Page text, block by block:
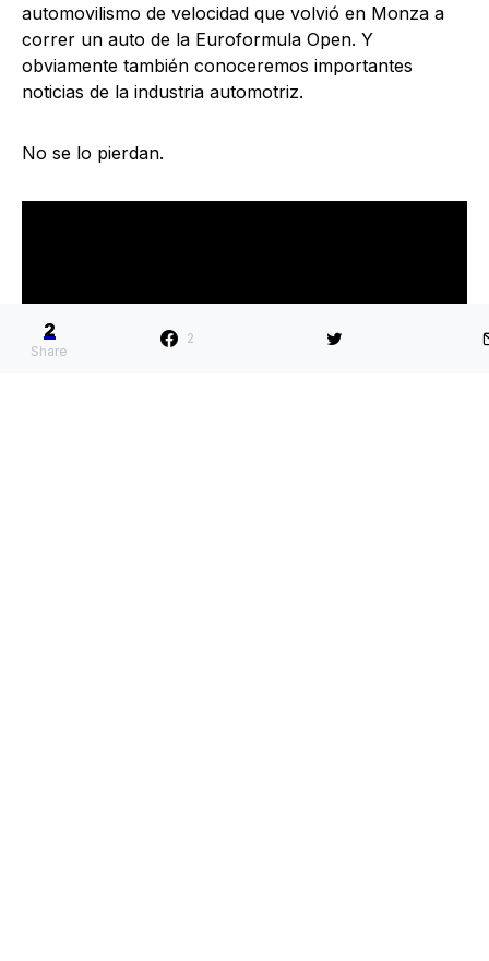
automovilismo de velocidad que volvió en Monza a
correr un auto de la Euroformula Open. Y
obviamente también conoceremos importantes
noticias de la industria automotriz.
No se lo pierdan.
2
Share
2